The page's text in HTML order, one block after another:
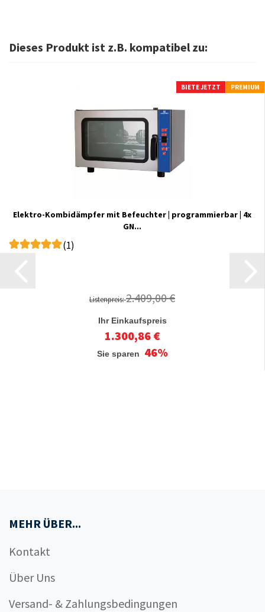
Dieses Produkt ist z.B. kompatibel zu:
BIETE JETZT PREMIUM
Elektro-Kombidämpfer mit Befeuchter | programmierbar | 4x
GN...
(1)
Listenpreis:2.409,00 €
Ihr Einkaufspreis
1.300,86 €
Sie sparen 46%
MEHR ÜBER...
Kontakt
Über Uns
Versand- & Zahlungsbedingungen